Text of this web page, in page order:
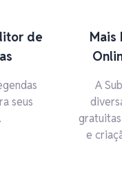
de
seus
Mais
A
e